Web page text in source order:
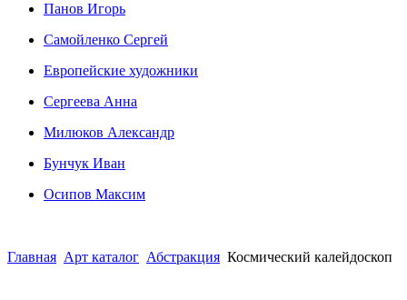
Панов Игорь
Сaмoйленко Сергей
Европейские художники
Сергеева Анна
Милюков Александр
Бунчук Иван
Осипoв Максим
Главная Арт каталог Абстракция Космический калейдоскоп